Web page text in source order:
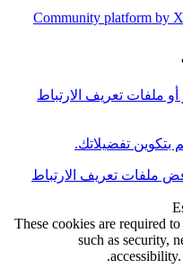
Community platform by
أو ملفات تعريف الارتباط
بتكوين تفضيلاتك.
ملفات تعريف الارتباط
These cookies are required
such as security,